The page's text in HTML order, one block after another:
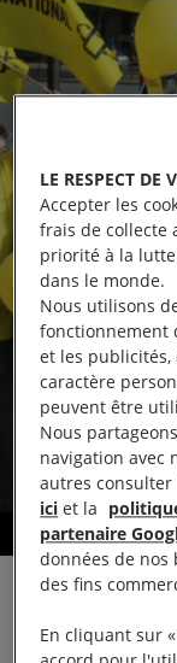
Défendre les droits
LE RESPECT DE
Accepter les
frais de collecte
priorité à la
dans le monde.
Nous utilisons
fonctionnement
et les publicités,
caractère
peuvent être
Nous
navigation avec
autres consulter
ici et la
partenaire
données de nos
des fins
En cliquant sur «